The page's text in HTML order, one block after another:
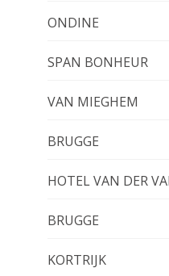
ONDINE
SPAN BONHEUR
VAN MIEGHEM
BRUGGE
HOTEL VAN DER
BRUGGE
KORTRIJK